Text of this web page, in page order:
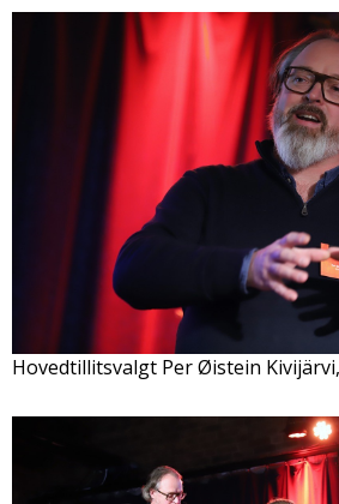
Hovedtillitsvalgt Per Øistein